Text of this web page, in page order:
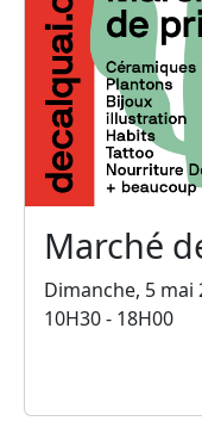
Marché
Dimanche, 5 mai
10H30 - 18H00